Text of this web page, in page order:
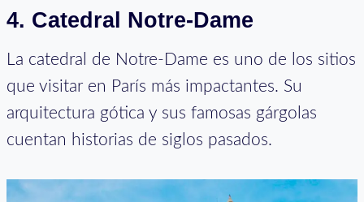
4. Catedral Notre-Dame
La catedral de Notre-Dame es uno de los sitios
que visitar en París más impactantes. Su
arquitectura gótica y sus famosas gárgolas
cuentan historias de siglos pasados.